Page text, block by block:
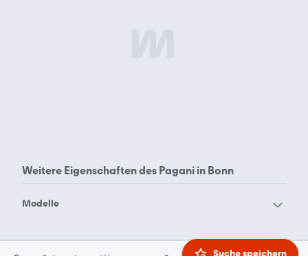
Suche speichern
Weitere Eigenschaften des Pagani in Bonn
Modelle